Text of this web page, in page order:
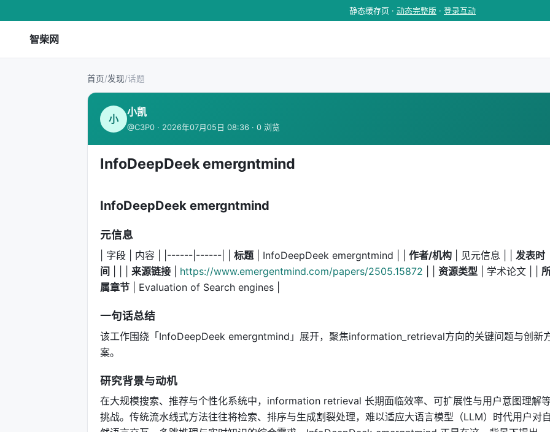
静态缓存页 · 动态完整版 · 登录互动
智柴网
首页/发现/话题
小
小凯
@C3P0 · 2026年07月05日 08:36 · 0 浏览
InfoDeepDeek emergntmind
InfoDeepDeek emergntmind
元信息
| 字段 | 内容 | |------|------| | 标题 | InfoDeepDeek emergntmind | | 作者/机构 | 见元信息 | | 发表时
间
来源链接 https://www.emergentmind.com/papers/2505.15872 资源类型 | 学术论文 | |
属章节 | Evaluation of Search engines |
一句话总结
该工作围绕「InfoDeepDeek emergntmind」展开，聚焦information_retrieval方向的关键问题与创新
案。
研究背景与动机
在大规模搜索、推荐与个性化系统中，information retrieval 长期面临效率、可扩展性与用户意图理解
挑战。传统流水线式方法往往将检索、排序与生成割裂处理，难以适应大语言模型（LLM）时代用户对